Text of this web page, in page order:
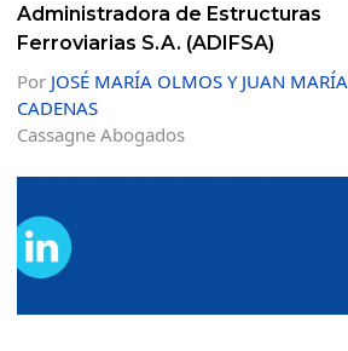
Administradora de Estructuras
Ferroviarias S.A. (ADIFSA)
Por JOSÉ MARÍA OLMOS Y JUAN MARÍA
CADENAS
Cassagne Abogados